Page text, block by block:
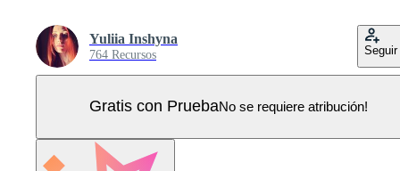
Yuliia Inshyna
764 Recursos Seguir
Gratis con PruebaNo se requiere atribución!